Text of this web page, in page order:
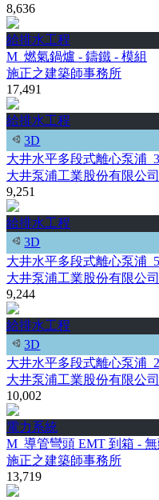
8,636
給排水工程
M_燃氣鍋爐 - 鑄鐵 - 模組
施正之建築師事務所
17,491
給排水工程
3D
大井水平多段式離心泵浦
大井泵浦工業股份有限公司
9,251
給排水工程
3D
大井水平多段式離心泵浦
大井泵浦工業股份有限公司
9,244
給排水工程
3D
大井水平多段式離心泵浦
大井泵浦工業股份有限公司
10,002
電力系統
M_導管彎頭 EMT 到箱 -
施正之建築師事務所
13,719